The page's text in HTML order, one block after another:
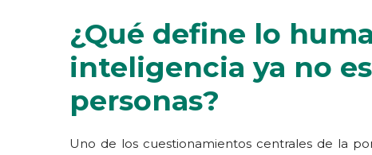
¿Qué define lo
inteligencia ya no
personas?
Uno de los cuestionamientos centrales de la